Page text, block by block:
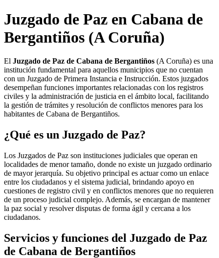
Juzgado de Paz en Cabana de
Bergantiños (A Coruña)
El Juzgado de Paz de Cabana de Bergantiños (A Coruña) es una
institución fundamental para aquellos municipios que no cuentan
con un Juzgado de Primera Instancia e Instrucción. Estos juzgados
desempeñan funciones importantes relacionadas con los registros
civiles y la administración de justicia en el ámbito local, facilitando
la gestión de trámites y resolución de conflictos menores para los
habitantes de Cabana de Bergantiños.
¿Qué es un Juzgado de Paz?
Los Juzgados de Paz son instituciones judiciales que operan en
localidades de menor tamaño, donde no existe un juzgado ordinario
de mayor jerarquía. Su objetivo principal es actuar como un enlace
entre los ciudadanos y el sistema judicial, brindando apoyo en
cuestiones de registro civil y en conflictos menores que no requieren
de un proceso judicial complejo. Además, se encargan de mantener
la paz social y resolver disputas de forma ágil y cercana a los
ciudadanos.
Servicios y funciones del Juzgado de Paz
de Cabana de Bergantiños